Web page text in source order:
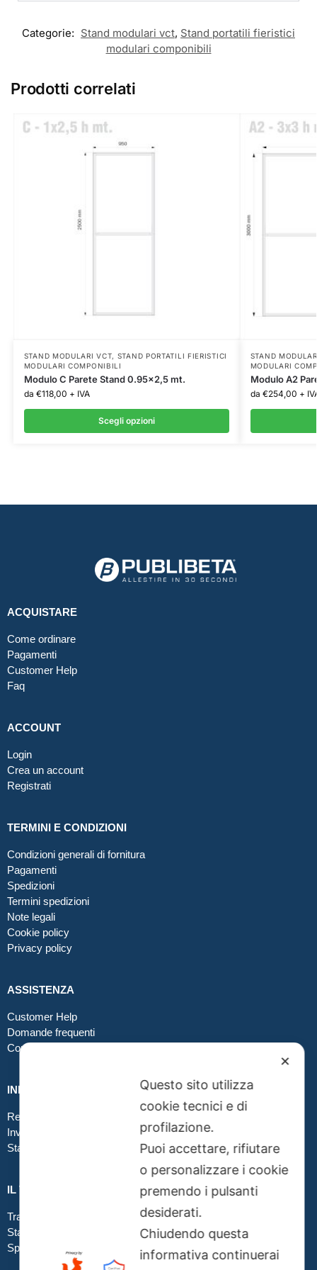
Categorie: Stand modulari vct, Stand portatili fieristici
modulari componibili
Prodotti correlati
STAND MODULARI VCT, STAND PORTATILI FIERISTICI
MODULARI COMPONIBILI
Modulo C Parete Stand 0.95×2,5 mt.
da €118,00 + IVA
Scegli opzioni
STAND
MODULARI
Modulo A2
da €254,00 +
ACQUISTARE
Come ordinare
Pagamenti
Customer Help
Faq
ACCOUNT
Login
Crea un account
Registrati
TERMINI E CONDIZIONI
Condizioni generali di fornitura
Pagamenti
Spedizioni
Termini spedizioni
Note legali
Cookie policy
Privacy policy
ASSISTENZA
Customer Help
Domande frequenti
Contatti
INFO GRAFICA
Realizzare file corretti
Inviare file grafici
Stampa in tessuto
IL TUO ORDINE
Traccia la tua spedizione
Stato del tuo ordine
Spedizioni
✕
Questo sito utilizza
cookie tecnici e di
profilazione.
Puoi accettare, rifiutare
o personalizzare i cookie
premendo i pulsanti
desiderati.
Chiudendo questa
informativa continuerai